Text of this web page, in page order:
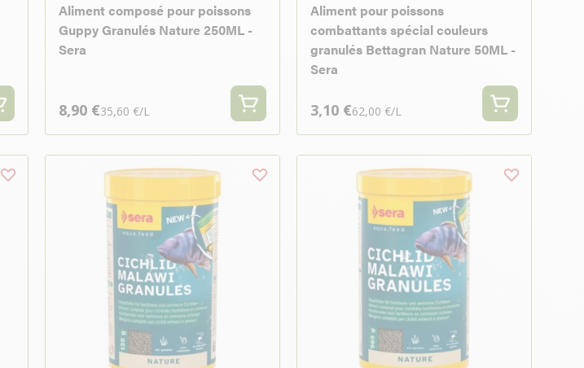
Aliment composé pour poissons
Guppy Granulés Nature 250ML -
Sera
8,90 €35,60 €/L
Aliment pour poissons
combattants spécial couleurs
granulés Bettagran Nature 50ML -
Sera
3,10 €62,00 €/L